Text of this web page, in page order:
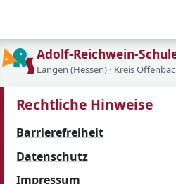
Adolf-Reichwein-
Langen (Hessen) · Kreis
Rechtliche Hinweise
Barrierefreiheit
Datenschutz
Impressum